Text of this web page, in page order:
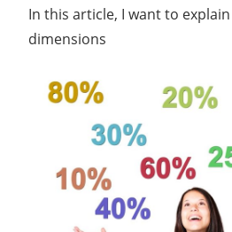
In this article, I want to
dimensions